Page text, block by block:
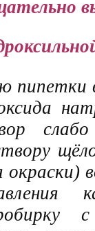
пипетки
окраски)